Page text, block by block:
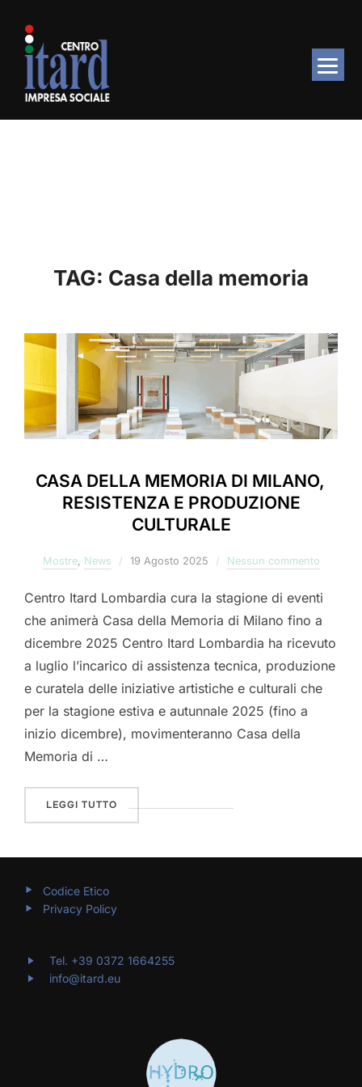
contenuto
TAG: Casa della memoria
CASA DELLA MEMORIA DI MILANO,
RESISTENZA E PRODUZIONE
CULTURALE
Mostre, News
Pubblicato
19 Agosto 2025 Nessun commento
Centro Itard Lombardia cura la stagione di eventi
che animerà Casa della Memoria di Milano fino a
dicembre 2025 Centro Itard Lombardia ha ricevuto
a luglio l’incarico di assistenza tecnica, produzione
e curatela delle iniziative artistiche e culturali che
per la stagione estiva e autunnale 2025 (fino a
inizio dicembre), movimenteranno Casa della
Memoria di …
LEGGI TUTTO
Codice Etico
Privacy Policy
Tel. +39 0372 1664255
info@itard.eu